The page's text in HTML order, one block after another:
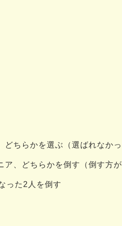
どちらかを選ぶ（選ばれなかっ
ア、どちらかを倒す（倒す方が
った2人を倒す